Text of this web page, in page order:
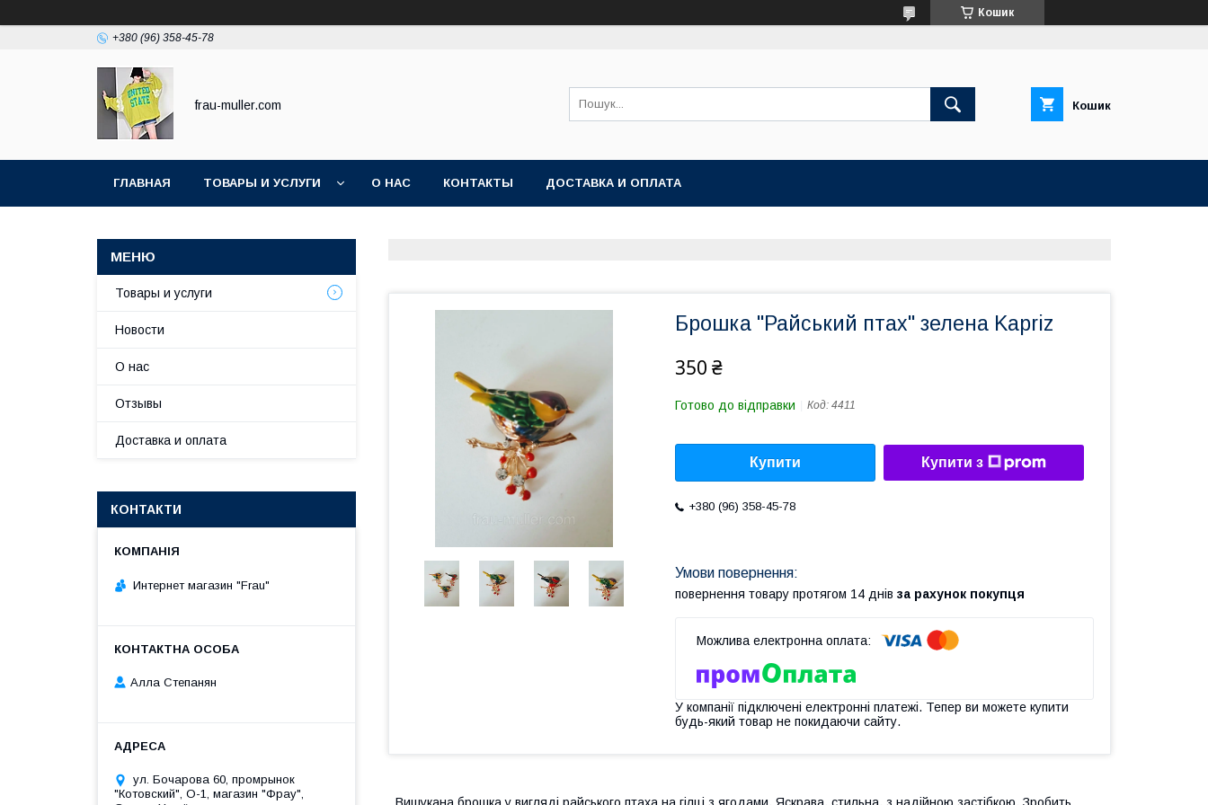
Кошик
+380 (96) 358-45-78
frau-muller.com Кошик
ГЛАВНАЯ ТОВАРЫ И УСЛУГИ О НАС КОНТАКТЫ ДОСТАВКА И ОПЛАТА
Брошка "Райський птах" зелена Kapriz
350 ₴
Готово до відправки Код: 4411
Купити Купити з
+380 (96) 358-45-78
повернення товару протягом 14 днів за рахунок покупця
У компанії підключені електронні платежі. Тепер ви можете купити
будь-який товар не покидаючи сайту.
Вишукана брошка у вигляді райського птаха на гілці з ягодами. Яскрава, стильна, з надійною застібкою. Зробить
Товары и услуги
Новости
О нас
Отзывы
Доставка и оплата
КОНТАКТИ
Интернет магазин "Frau"
Алла Степанян
ул. Бочарова 60, промрынок
"Котовский", О-1, магазин "Фрау",